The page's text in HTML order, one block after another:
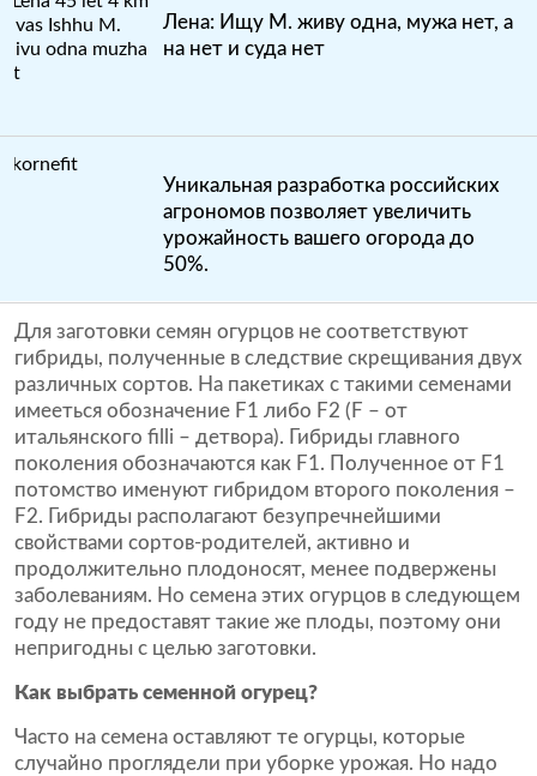
Лена: Ищу М. живу одна, мужа нет, а
на нет и суда нет
Уникальная разработка российских
агрономов позволяет увеличить
урожайность вашего огорода до
50%.
Для заготовки семян огурцов не соответствуют
гибриды, полученные в следствие скрещивания двух
различных сортов. На пакетиках с такими семенами
имееться обозначение F1 либо F2 (F – от
итальянского filli – детвора). Гибриды главного
поколения обозначаются как F1. Полученное от F1
потомство именуют гибридом второго поколения –
F2. Гибриды располагают безупречнейшими
свойствами сортов-родителей, активно и
продолжительно плодоносят, менее подвержены
заболеваниям. Но семена этих огурцов в следующем
году не предоставят такие же плоды, поэтому они
непригодны с целью заготовки.
Как выбрать семенной огурец?
Часто на семена оставляют те огурцы, которые
случайно проглядели при уборке урожая. Но надо